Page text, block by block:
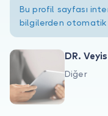
Hakkımızda
Bu profil sayfası
bilgilerden otomatik
DR.
Diğer